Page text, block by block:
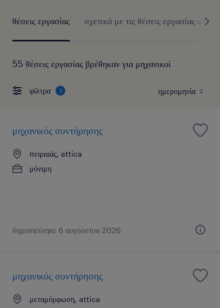
θέσεις εργασίας σχετικά με τις θέσεις εργασίας ως
55 θέσεις εργασίας βρέθηκαν για μηχανικοί
φίλτρα 1
μηχανικός συντήρησης
πειραιάς, attica
μόνιμη
δημοσιεύτηκε 6 αυγούστου 2026
μηχανικός συντήρησης
μεταμόρφωση, attica